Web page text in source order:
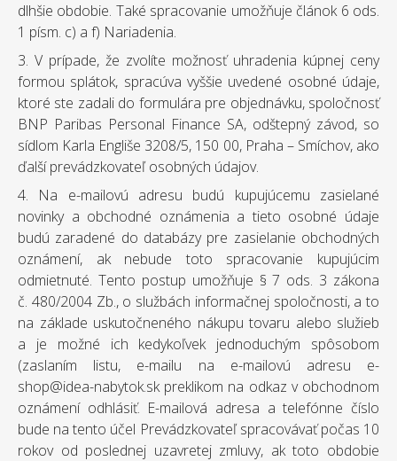
dlhšie obdobie. Také spracovanie umožňuje článok 6 ods.
1 písm. c) a f) Nariadenia.
3. V prípade, že zvolíte možnosť uhradenia kúpnej ceny
formou splátok, spracúva vyššie uvedené osobné údaje,
ktoré ste zadali do formulára pre objednávku, spoločnosť
BNP Paribas Personal Finance SA, odštepný závod, so
sídlom Karla Engliše 3208/5, 150 00, Praha – Smíchov, ako
ďalší prevádzkovateľ osobných údajov.
4. Na e-mailovú adresu budú kupujúcemu zasielané
novinky a obchodné oznámenia a tieto osobné údaje
budú zaradené do databázy pre zasielanie obchodných
oznámení, ak nebude toto spracovanie kupujúcim
odmietnuté. Tento postup umožňuje § 7 ods. 3 zákona
č. 480/2004 Zb., o službách informačnej spoločnosti, a to
na základe uskutočneného nákupu tovaru alebo služieb
a je možné ich kedykoľvek jednoduchým spôsobom
(zaslaním listu, e-mailu na e-mailovú adresu e-
shop@idea-nabytok.sk preklikom na odkaz v obchodnom
oznámení odhlásiť. E-mailová adresa a telefónne číslo
bude na tento účel Prevádzkovateľ spracovávať počas 10
rokov od poslednej uzavretej zmluvy, ak toto obdobie